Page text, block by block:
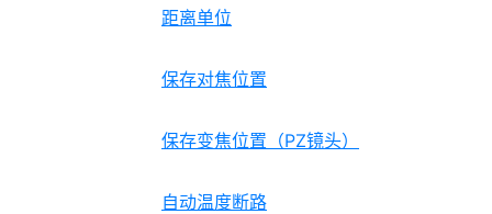
距离单位
保存对焦位置
保存变焦位置（PZ镜头）
自动温度断路